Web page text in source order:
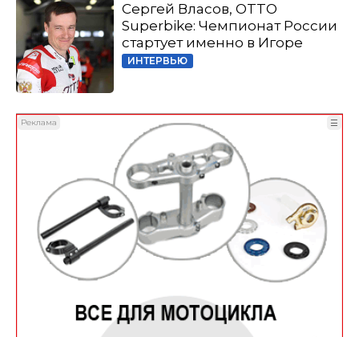
Сергей Власов, OTTO
Superbike: Чемпионат России
стартует именно в Игоре
ИНТЕРВЬЮ
Реклама ☰